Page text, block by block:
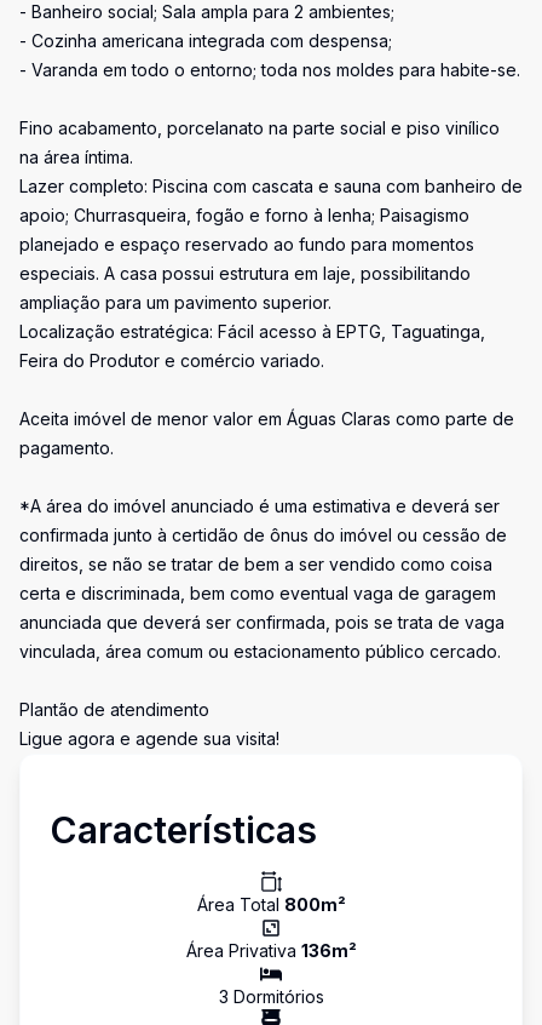
- Banheiro social; Sala ampla para 2 ambientes;
- Cozinha americana integrada com despensa;
- Varanda em todo o entorno; toda nos moldes para habite-se.
Fino acabamento, porcelanato na parte social e piso vinílico
na área íntima.
Lazer completo: Piscina com cascata e sauna com banheiro de
apoio; Churrasqueira, fogão e forno à lenha; Paisagismo
planejado e espaço reservado ao fundo para momentos
especiais. A casa possui estrutura em laje, possibilitando
ampliação para um pavimento superior.
Localização estratégica: Fácil acesso à EPTG, Taguatinga,
Feira do Produtor e comércio variado.
Aceita imóvel de menor valor em Águas Claras como parte de
pagamento.
*A área do imóvel anunciado é uma estimativa e deverá ser
confirmada junto à certidão de ônus do imóvel ou cessão de
direitos, se não se tratar de bem a ser vendido como coisa
certa e discriminada, bem como eventual vaga de garagem
anunciada que deverá ser confirmada, pois se trata de vaga
vinculada, área comum ou estacionamento público cercado.
Plantão de atendimento
Ligue agora e agende sua visita!
Características
Área Total 800m²
Área Privativa 136m²
3 Dormitórios